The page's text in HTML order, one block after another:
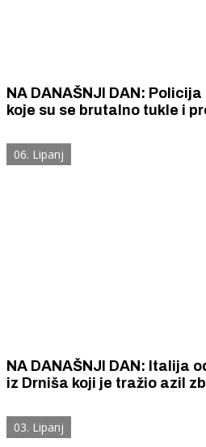
NA DANAŠNJI DAN:
koje su se brutalno tukle i
06. Lipanj
NA DANAŠNJI DAN: Italija
iz Drniša koji je tražio azil
03. Lipanj